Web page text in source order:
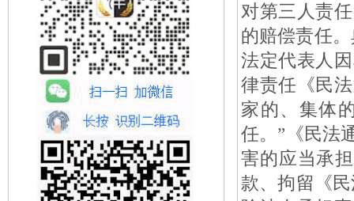
对第三人责
的赔偿责任
法定代表人
律责任《民
家的、集体
任。”《民法
害的应当承
款、拘留《